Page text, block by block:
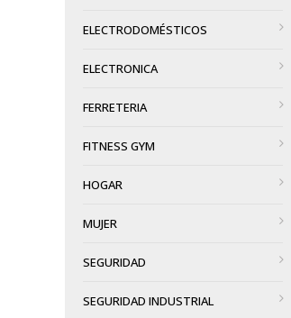
ELECTRODOMÉSTICOS
ELECTRONICA
FERRETERIA
FITNESS GYM
HOGAR
MUJER
SEGURIDAD
SEGURIDAD INDUSTRIAL